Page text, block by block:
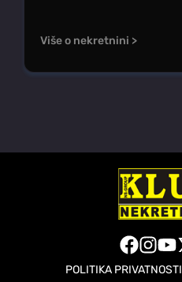
Više o nekretnini >
POLITIKA PRIVATNOSTI